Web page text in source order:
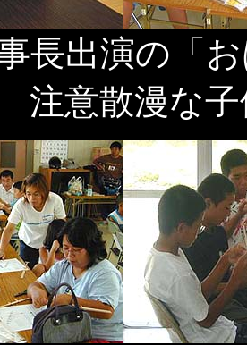
長出演の「
意散漫な子